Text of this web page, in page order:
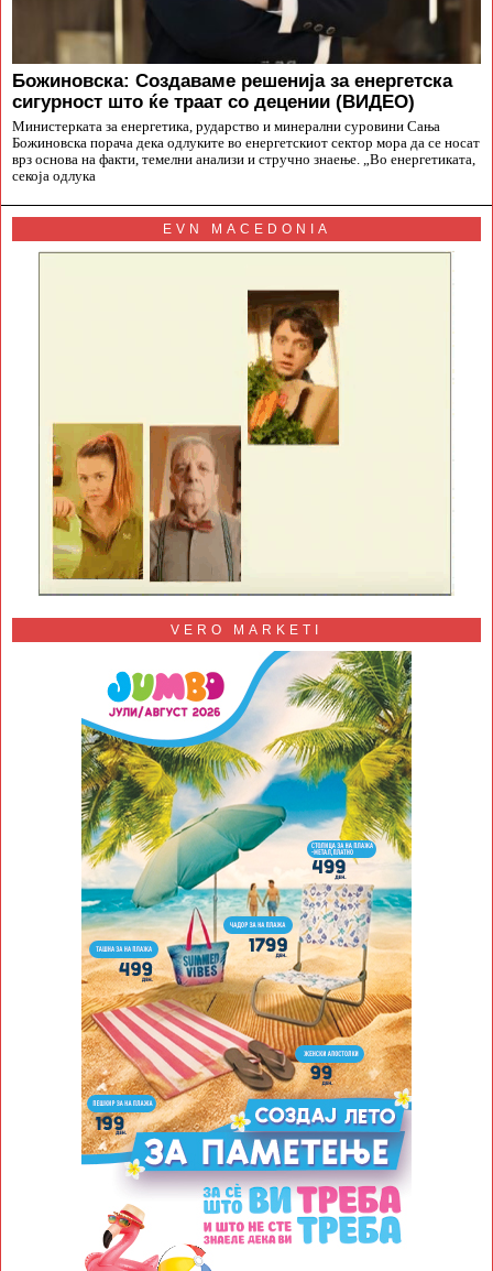
Божиновска: Создаваме решенија за енергетска
сигурност што ќе траат со децении (ВИДЕО)
Министерката за енергетика, рударство и минерални суровини Сања
Божиновска порача дека одлуките во енергетскиот сектор мора да се носат
врз основа на факти, темелни анализи и стручно знаење. „Во енергетиката,
секоја одлука
EVN MACEDONIA
VERO MARKETI